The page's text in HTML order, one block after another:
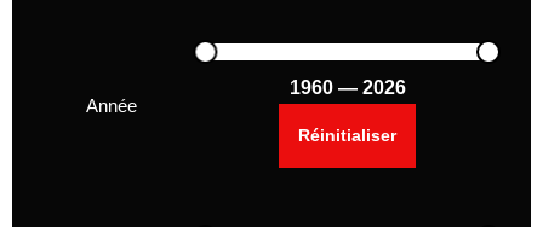
Année
1960 — 2026